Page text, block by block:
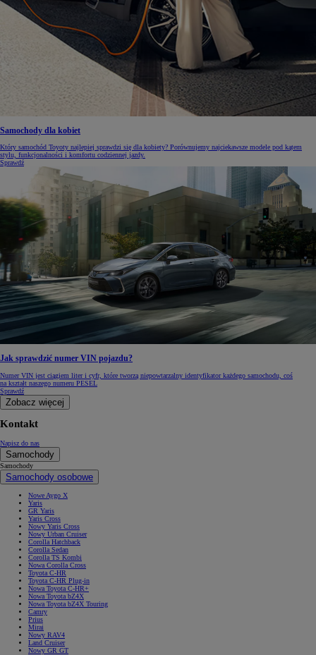
Samochody dla kobiet
Który samochód Toyoty najlepiej sprawdzi się dla kobiety? Porównujemy najciekawsze modele pod kątem
stylu, funkcjonalności i komfortu codziennej jazdy.
Sprawdź
Jak sprawdzić numer VIN pojazdu?
Numer VIN jest ciągiem liter i cyfr, które tworzą niepowtarzalny identyfikator każdego samochodu, coś
na kształt naszego numeru PESEL
Sprawdź
Zobacz więcej
Kontakt
Napisz do nas
Samochody
Samochody
Samochody osobowe
Nowe Aygo X
Yaris
GR Yaris
Yaris Cross
Nowy Yaris Cross
Nowy Urban Cruiser
Corolla Hatchback
Corolla Sedan
Corolla TS Kombi
Nowa Corolla Cross
Toyota C-HR
Toyota C-HR Plug-in
Nowa Toyota C-HR+
Nowa Toyota bZ4X
Nowa Toyota bZ4X Touring
Camry
Prius
Mirai
Nowy RAV4
Land Cruiser
Nowy GR GT